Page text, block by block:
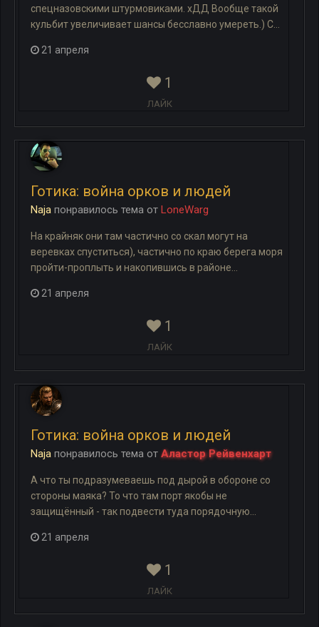
спецназовскими штурмовиками. хДД Вообще такой
кульбит увеличивает шансы бесславно умереть.) С...
21 апреля
1
ЛАЙК
Готика: война орков и людей
Naja понравилось тема от LoneWarg
На крайняк они там частично со скал могут на
веревках спуститься), частично по краю берега моря
пройти-проплыть и накопившись в районе...
21 апреля
1
ЛАЙК
Готика: война орков и людей
Naja понравилось тема от Аластор Рейвенхарт
А что ты подразумеваешь под дырой в обороне со
стороны маяка? То что там порт якобы не
защищённый - так подвести туда порядочную...
21 апреля
1
ЛАЙК